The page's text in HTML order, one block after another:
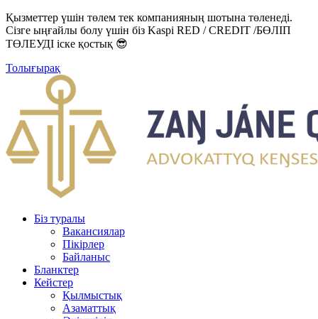
Қызметтер үшін төлем тек компанияның шотына төленеді.
Сізге ыңғайлы болу үшін біз Kaspi RED / CREDIT /БӨЛІП
ТӨЛЕУДІ іске қостық 😎
Толығырақ
Біз туралы
Вакансиялар
Пікірлер
Байланыс
Бланктер
Кейстер
Қылмыстық
Азаматтық